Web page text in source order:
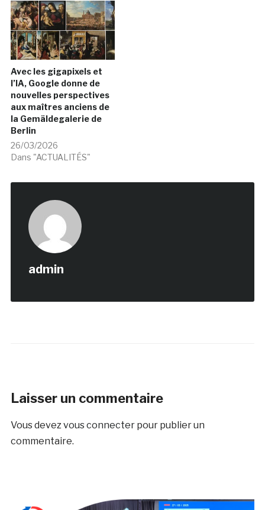
Avec les gigapixels et
l’IA, Google donne de
nouvelles perspectives
aux maîtres anciens de
la Gemäldegalerie de
Berlin
26/03/2026
Dans "ACTUALITÉS"
admin
Laisser un commentaire
Vous devezvous connecterpour publier un
commentaire.